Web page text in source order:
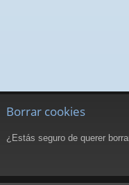
Borrar cookies
¿Estás seguro de querer